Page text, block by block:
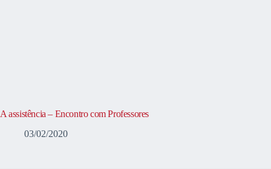
A assistência – Encontro com Professores
03/02/2020